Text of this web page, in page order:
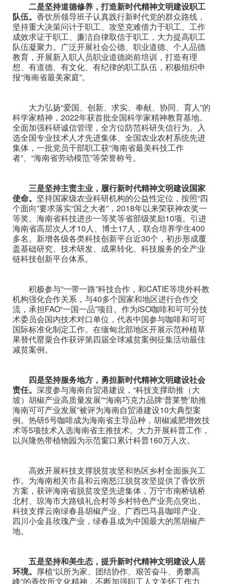
二是坚持道德修养，打造新时代精神文明建设职工
队伍。 香饮所领导班子认真践行新时代党的群众路线，
坚持重大决策问计于职工、攻坚克难借力于职工、工作
成效求证于职工、廉洁自律取信于职工，大力提高职工
队伍凝聚力。广泛开展社会公德、职业道德、个人品德
教育，开展新入职人员职业道德岗前培训，打造有理
想、有道德、有文化、有纪律的职工队伍，积极组织申
报“海南省最美家庭”。
大力弘扬“爱国、创新、求实、奉献、协同、育人”的
科学家精神，2022年获首批全国科学家精神教育基地。
全面加强科研诚信管理，全方位防范科研失信行为。入
选全国专业技术人才先进集体、全国农业农村系统先进
集体，一批党员干部职工获“海南省最美科技工作
者”、“海南省劳动模范”等荣誉称号。
三是坚持主责主业，履行新时代精神文明建设国家
使命。 坚持国家级农业科研机构的公益性定位，按照“四
个面向”要求落实“国之大者”，2018年以来荣获神农奖一
等奖、海南省科技进步一等奖等省部级奖励10项。引进
海南省高层次人才10人、博士17人，联合培养学生400
多名。新增各级各类科技创新平台近30个，初步形成覆
盖基础研究、技术研发、成果转化、科技服务的全产业
链科技创新平台体系。
积极参与“一带一路”科技合作，和CATIE等境外科教
机构强化合作关系，与40多个国家和地区进行合作交
流，承担FAO“一国一品”项目。作为ISO咖啡和可可分技
术委员会国内技术对口单位，代表中国参与咖啡和可可
国际标准化制定工作。在缅甸北部地区开展示范种植草
果替代罂粟合作获评第四届全球减贫案例征集活动最佳
减贫案例。
四是坚持服务地方，勇担新时代精神文明建设社会
责任。 深度参与海南自贸港建设，“科技支撑助推（大
坡）胡椒产业高质量发展”“海南巧克力品牌‘普莱赞’助推
海南可可产业发展”被评为海南自贸港建设10大典型案
例。热研5号咖啡成为海南省主导品种，胡椒减肥增效技
术等5项技术入选海南省主推技术。大力开展科普工作，
以兴隆热带植物园为示范窗口累计科普160万人次。
高效开展科技支撑脱贫攻坚和热区乡村全面振兴工
作。为海南相关市县和云南怒江脱贫攻坚提供了香饮所
方案，获评海南省脱贫攻坚先进集体，万宁市南桥镇桥
北村、琼海市大路镇礼合村等乡村特色产业亮点突出。
科技支撑云南绿春县胡椒产业、广西巴马县咖啡产业、
四川小金县玫瑰产业，绿春县成为中国最大的黑胡椒产
地。
五是坚持和美生态，提升新时代精神文明建设人居
环境。 厚植“以所为家、团结协作、艰苦奋斗、勇攀高
峰”的香饮所文化精神，不断加强职工人文关怀工作力